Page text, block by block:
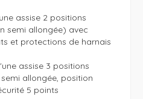
assise 2 positions
semi allongée) avec
et protections de harnais
assise 3 positions
5 points